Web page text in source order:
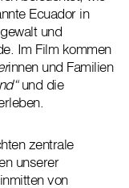
Ecuador in
und
Im Film kommen
innen und Familien
und die
zentrale
unserer
von